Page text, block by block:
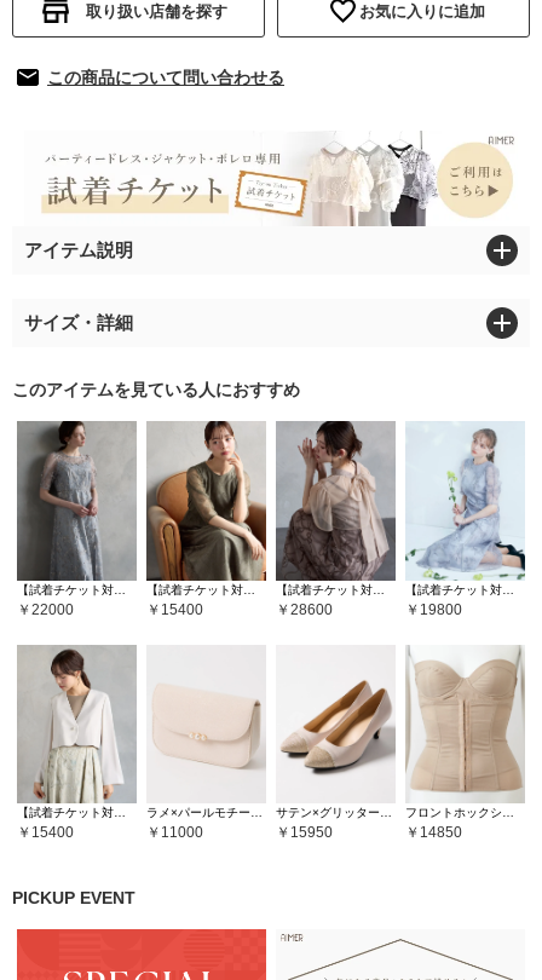
取り扱い店舗を探す お気に入りに追加
この商品について問い合わせる
アイテム説明
サイズ・詳細
このアイテムを見ている人におすすめ
22000 15400 28600 19800
15400 11000 15950 14850
PICKUP EVENT